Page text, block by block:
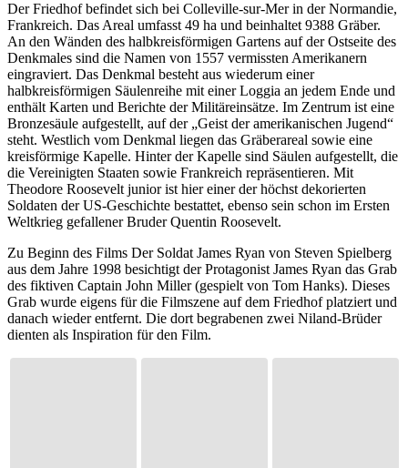
Der Friedhof befindet sich bei Colleville-sur-Mer in der Normandie,
Frankreich. Das Areal umfasst 49 ha und beinhaltet 9388 Gräber.
An den Wänden des halbkreisförmigen Gartens auf der Ostseite des
Denkmales sind die Namen von 1557 vermissten Amerikanern
eingraviert. Das Denkmal besteht aus wiederum einer
halbkreisförmigen Säulenreihe mit einer Loggia an jedem Ende und
enthält Karten und Berichte der Militäreinsätze. Im Zentrum ist eine
Bronzesäule aufgestellt, auf der „Geist der amerikanischen Jugend“
steht. Westlich vom Denkmal liegen das Gräberareal sowie eine
kreisförmige Kapelle. Hinter der Kapelle sind Säulen aufgestellt, die
die Vereinigten Staaten sowie Frankreich repräsentieren. Mit
Theodore Roosevelt junior ist hier einer der höchst dekorierten
Soldaten der US-Geschichte bestattet, ebenso sein schon im Ersten
Weltkrieg gefallener Bruder Quentin Roosevelt.
Zu Beginn des Films Der Soldat James Ryan von Steven Spielberg
aus dem Jahre 1998 besichtigt der Protagonist James Ryan das Grab
des fiktiven Captain John Miller (gespielt von Tom Hanks). Dieses
Grab wurde eigens für die Filmszene auf dem Friedhof platziert und
danach wieder entfernt. Die dort begrabenen zwei Niland-Brüder
dienten als Inspiration für den Film.